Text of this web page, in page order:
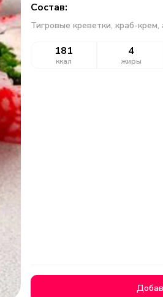
Состав:
Тигровые креветки, краб-крем,
181
ккал
4
жиры